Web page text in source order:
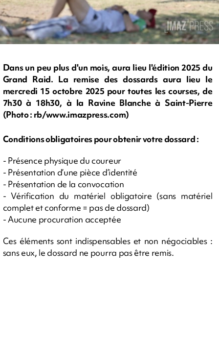
Dans un peu plus d'un mois, aura lieu l'édition 2025 du
Grand Raid. La remise des dossards aura lieu le
mercredi 15 octobre 2025 pour toutes les courses, de
7h30 à 18h30, à la Ravine Blanche à Saint-Pierre
(Photo : rb/www.imazpress.com)
Conditions obligatoires pour obtenir votre dossard :
- Présence physique du coureur
- Présentation d’une pièce d’identité
- Présentation de la convocation
- Vérification du matériel obligatoire (sans matériel
complet et conforme = pas de dossard)
- Aucune procuration acceptée
Ces éléments sont indispensables et non négociables :
sans eux, le dossard ne pourra pas être remis.